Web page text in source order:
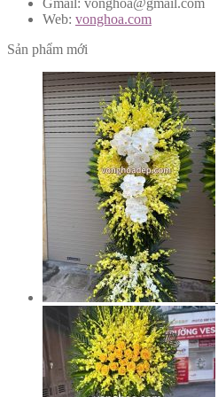
Web: vonghoa.com
Sản phẩm mới